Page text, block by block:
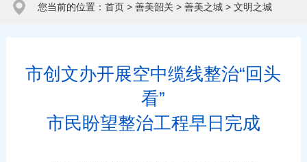
您当前的位置： 首页> 善美韶关> 善美之城> 文明之城
市创文办开展空中缆线整治“回头
看”
市民盼望整治工程早日完成